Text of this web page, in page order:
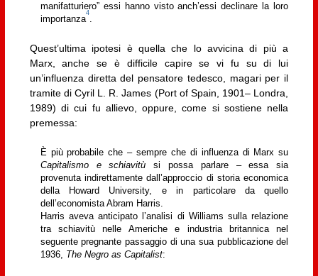
manifatturiero” essi hanno visto anch’essi declinare la loro
importanza
4
Quest’ultima ipotesi è quella che lo avvicina di più a
Marx, anche se è difficile capire se vi fu su di lui
un’influenza diretta del pensatore tedesco, magari per il
tramite di Cyril L. R. James (Port of Spain, 1901– Londra,
1989) di cui fu allievo, oppure, come si sostiene nella
premessa:
È più probabile che – sempre che di influenza di Marx su
Capitalismo e schiavitù si possa parlare – essa sia
provenuta indirettamente dall’approccio di storia economica
della Howard University, e in particolare da quello
dell’economista Abram Harris.
Harris aveva anticipato l’analisi di Williams sulla relazione
tra schiavitù nelle Americhe e industria britannica nel
seguente pregnante passaggio di una sua pubblicazione del
1936, The Negro as Capitalist: